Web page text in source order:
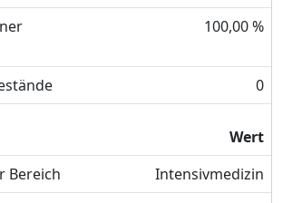
100,00 %
0
Wert
Bereich
Intensivmedizin